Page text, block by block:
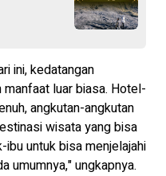
ini, kedatangan
luar biasa. Hotel-
angkutan-angkutan
wisata yang bisa
untuk bisa menjelajahi
umumnya," ungkapnya.